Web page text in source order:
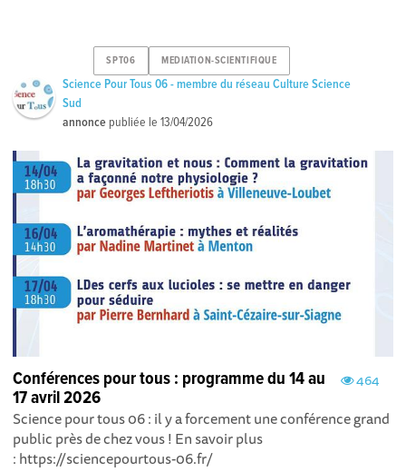
SPT06 MEDIATION-SCIENTIFIQUE
Science Pour Tous 06 - membre du réseau Culture Science
Sud
annonce publiée le13/04/2026
464
Conférences pour tous : programme du 14 au
17 avril 2026
Science pour tous 06 : il y a forcement une conférence grand
public près de chez vous ! En savoir plus
: https://sciencepourtous-06.fr/